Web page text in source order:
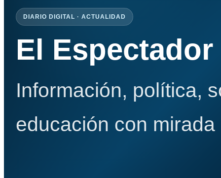
DIARIO DIGITAL · ACTUALIDAD
El Espectador
Información, política,
educación con